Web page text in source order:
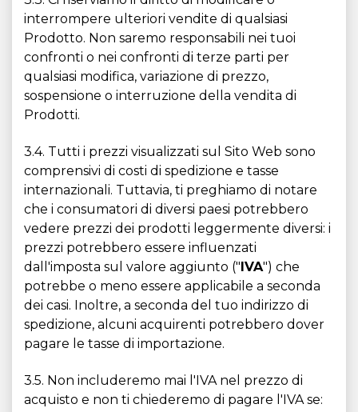
interrompere ulteriori vendite di qualsiasi
Prodotto. Non saremo responsabili nei tuoi
confronti o nei confronti di terze parti per
qualsiasi modifica, variazione di prezzo,
sospensione o interruzione della vendita di
Prodotti.
3.4. Tutti i prezzi visualizzati sul Sito Web sono
comprensivi di costi di spedizione e tasse
internazionali. Tuttavia, ti preghiamo di notare
che i consumatori di diversi paesi potrebbero
vedere prezzi dei prodotti leggermente diversi: i
prezzi potrebbero essere influenzati
dall'imposta sul valore aggiunto ("IVA") che
potrebbe o meno essere applicabile a seconda
dei casi. Inoltre, a seconda del tuo indirizzo di
spedizione, alcuni acquirenti potrebbero dover
pagare le tasse di importazione.
3.5. Non includeremo mai l'IVA nel prezzo di
acquisto e non ti chiederemo di pagare l'IVA se: